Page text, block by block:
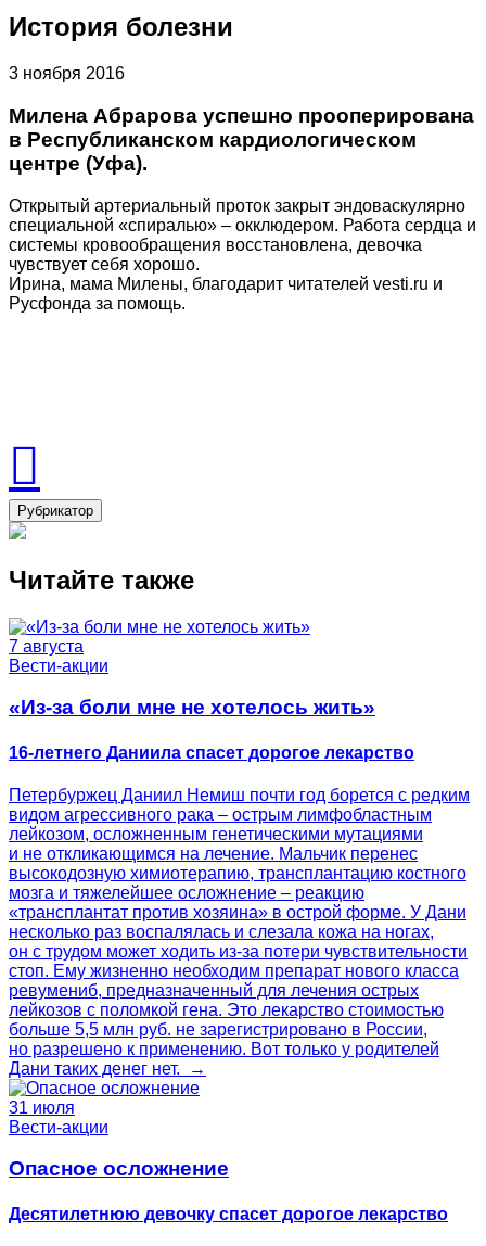
История болезни
3 ноября 2016
Милена Абрарова успешно прооперирована
в Республиканском кардиологическом
центре (Уфа).
Открытый артериальный проток закрыт эндоваскулярно
специальной «спиралью» – окклюдером. Работа сердца и
системы кровообращения восстановлена, девочка
чувствует себя хорошо.
Ирина, мама Милены, благодарит читателей vesti.ru и
Русфонда за помощь.
Рубрикатор
Читайте также
7 августа
Вести-акции
«Из-за боли мне не хотелось жить»
16-летнего Даниила спасет дорогое лекарство
Петербуржец Даниил Немиш почти год борется с редким
видом агрессивного рака – острым лимфобластным
лейкозом, осложненным генетическими мутациями
и не откликающимся на лечение. Мальчик перенес
высокодозную химиотерапию, трансплантацию костного
мозга и тяжелейшее осложнение – реакцию
«трансплантат против хозяина» в острой форме. У Дани
несколько раз воспалялась и слезала кожа на ногах,
он с трудом может ходить из-за потери чувствительности
стоп. Ему жизненно необходим препарат нового класса
ревумениб, предназначенный для лечения острых
лейкозов с поломкой гена. Это лекарство стоимостью
больше 5,5 млн руб. не зарегистрировано в России,
но разрешено к применению. Вот только у родителей
Дани таких денег нет. →
31 июля
Вести-акции
Опасное осложнение
Десятилетнюю девочку спасет дорогое лекарство